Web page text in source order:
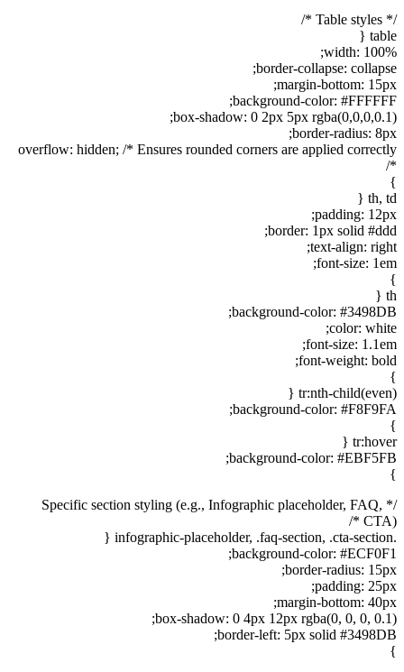
/* Table styles */
table {
width: 100%;
border-collapse: collapse;
margin-bottom: 15px;
background-color: #FFFFFF;
box-shadow: 0 2px 5px rgba(0,0,0,0.1);
border-radius: 8px;
overflow: hidden; /* Ensures rounded corners are applied correctly
*/
}
th, td {
padding: 12px;
border: 1px solid #ddd;
text-align: right;
font-size: 1em;
}
th {
background-color: #3498DB;
color: white;
font-size: 1.1em;
font-weight: bold;
}
tr:nth-child(even) {
background-color: #F8F9FA;
}
tr:hover {
background-color: #EBF5FB;
}
/* Specific section styling (e.g., Infographic placeholder, FAQ,
CTA) */
.infographic-placeholder, .faq-section, .cta-section {
background-color: #ECF0F1;
border-radius: 15px;
padding: 25px;
margin-bottom: 40px;
box-shadow: 0 4px 12px rgba(0, 0, 0, 0.1);
border-left: 5px solid #3498DB;
}